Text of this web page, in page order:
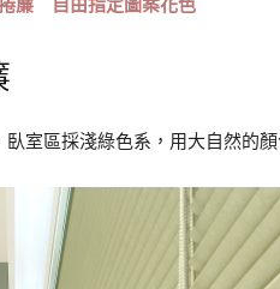
室區採淺綠色系，用大自然的